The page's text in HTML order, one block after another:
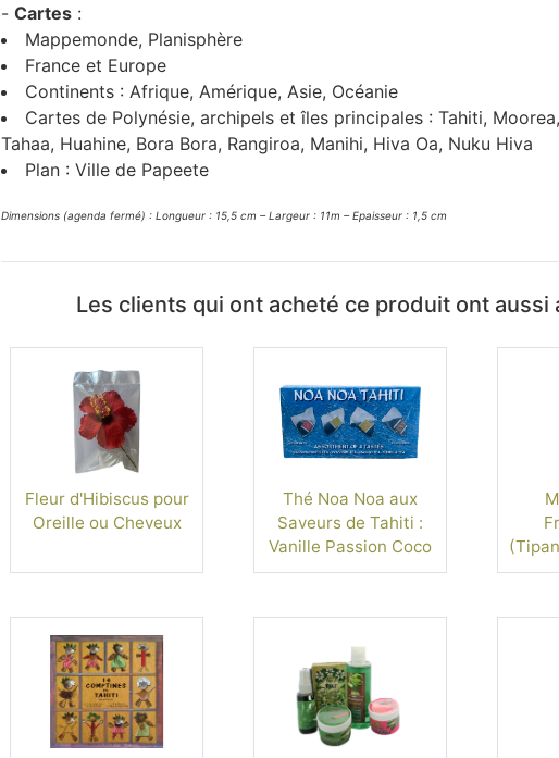
- Cartes :
Mappemonde, Planisphère
France et Europe
Continents : Afrique, Amérique, Asie, Océanie
Cartes de Polynésie, archipels et îles principales : Tahiti,
Tahaa, Huahine, Bora Bora, Rangiroa, Manihi, Hiva Oa, Nuku Hiva
Plan : Ville de Papeete
Dimensions (agenda fermé) : Longueur : 15,5 cm – Largeur : 11m – Epaisseur : 1,5 cm
Les clients qui ont acheté ce produit ont aussi
Fleur d'Hibiscus pour
Oreille ou Cheveux
Thé Noa Noa aux
Saveurs de Tahiti :
Vanille Passion Coco
Mangue